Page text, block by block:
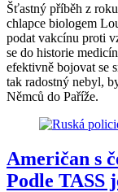
Šťastný příběh z
chlapce biologem
podat vakcínu proti
se do historie
efektivně bojovat se
tak radostný nebyl,
Němců do Paříže.
Američan s
Podle TASS